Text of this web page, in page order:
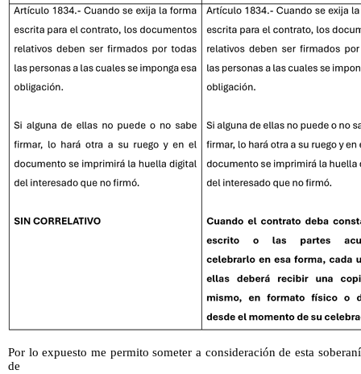
Por lo expuesto me permito someter a consideración de esta
de